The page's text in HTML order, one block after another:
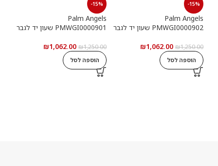
-15%
Palm Angels
PMWGI0000902 שעון יד לגבר
₪1,250.00
₪1,062.00
הוספה לסל
-15%
Palm Angels
PMWGI0000901 שעון יד לגבר
₪1,250.00
₪1,062.00
הוספה לסל